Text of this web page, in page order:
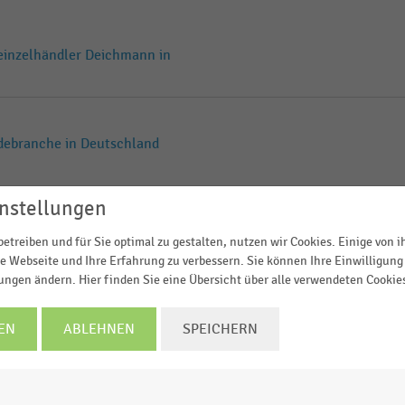
Deichmann in
in Deutschland
in Österreich
Deichmann in
und für Sie optimal zu gestalten, nutzen wir Cookies. Einige von
Webseite und Ihre Erfahrung zu verbessern. Sie können Ihre
ändern. Hier finden Sie eine Übersicht über alle verwendeten
ABLEHNEN SPEICHERN